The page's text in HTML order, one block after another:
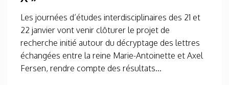
Les journées d’études interdisciplinaires des 21 et
22 janvier vont venir clôturer le projet de
recherche initié autour du décryptage des lettres
échangées entre la reine Marie-Antoinette et Axel
Fersen, rendre compte des résultats...